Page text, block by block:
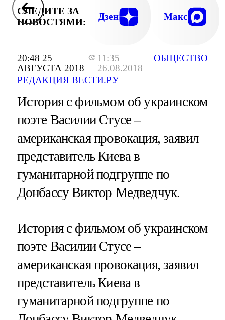
20:48 25
АВГУСТА 2018
11:35
26.08.2018
РЕДАКЦИЯ ВЕСТИ.РУ
ОБЩЕСТВО
СЛЕДИТЕ ЗА
НОВОСТЯМИ:
Дзен Макс
История с фильмом об украинском
поэте Василии Стусе –
американская провокация, заявил
представитель Киева в
гуманитарной подгруппе по
Донбассу Виктор Медведчук.
История с фильмом об украинском
поэте Василии Стусе –
американская провокация, заявил
представитель Киева в
гуманитарной подгруппе по